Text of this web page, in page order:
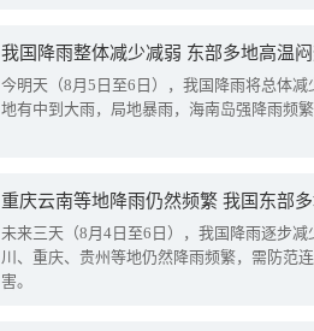
我国降雨整体减少减弱 东部多地高温
今明天（8月5日至6日），我国降雨将总体
地有中到大雨，局地暴雨，海南岛强降雨频繁
重庆云南等地降雨仍然频繁 我国东部
未来三天（8月4日至6日），我国降雨逐步减
川、重庆、贵州等地仍然降雨频繁，需防范
害。